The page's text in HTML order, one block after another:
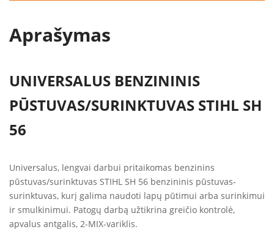
Aprašymas
UNIVERSALUS BENZININIS
PŪSTUVAS/SURINKTUVAS STIHL SH
56
Universalus, lengvai darbui pritaikomas benzinins
pūstuvas/surinktuvas STIHL SH 56 benzininis pūstuvas-
surinktuvas, kurį galima naudoti lapų pūtimui arba surinkimui
ir smulkinimui. Patogų darbą užtikrina greičio kontrolė,
apvalus antgalis, 2-MIX-variklis.